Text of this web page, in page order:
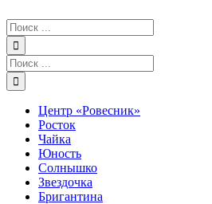
Результат
поиска:
Результат
поиска:
Центр «Ровесник»
Росток
Чайка
Юность
Солнышко
Звездочка
Бригантина